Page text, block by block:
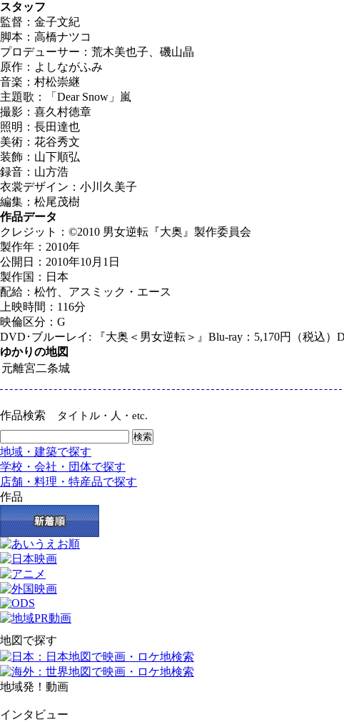
スタッフ
監督：金子文紀
脚本：高橋ナツコ
プロデューサー：荒木美也子、磯山晶
原作：よしながふみ
音楽：村松崇継
主題歌：「Dear Snow」嵐
撮影：喜久村徳章
照明：長田達也
美術：花谷秀文
装飾：山下順弘
録音：山方浩
衣裳デザイン：小川久美子
編集：松尾茂樹
作品データ
クレジット：©2010 男女逆転『大奥』製作委員会
製作年：2010年
公開日：2010年10月1日
製作国：日本
配給：松竹、アスミック・エース
上映時間：116分
映倫区分：G
DVD･ブルーレイ: 『大奥＜男女逆転＞』Blu-ray：5,170円（税込
ゆかりの地図
元離宮二条城
作品検索 タイトル・人・etc.
地域・建築で探す
学校・会社・団体で探す
店舗・料理・特産品で探す
作品
地図で探す
地域発！動画
インタビュー